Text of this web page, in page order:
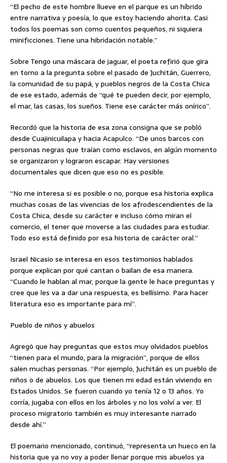
“El pecho de este hombre llueve en el parque es un híbrido
entre narrativa y poesía, lo que estoy haciendo ahorita. Casi
todos los poemas son como cuentos pequeños, ni siquiera
minificciones. Tiene una hibridación notable.”
Sobre Tengo una máscara de jaguar, el poeta refirió que gira
en torno a la pregunta sobre el pasado de Juchitán, Guerrero,
la comunidad de su papá, y pueblos negros de la Costa Chica
de ese estado, además de “qué te pueden decir, por ejemplo,
el mar, las casas, los sueños. Tiene ese carácter más onírico”.
Recordó que la historia de esa zona consigna que se pobló
desde Cuajinicuilapa y hacia Acapulco. “De unos barcos con
personas negras que traían como esclavos, en algún momento
se organizaron y lograron escapar. Hay versiones
documentales que dicen que eso no es posible.
“No me interesa si es posible o no, porque esa historia explica
muchas cosas de las vivencias de los afrodescendientes de la
Costa Chica, desde su carácter e incluso cómo miran el
comercio, el tener que moverse a las ciudades para estudiar.
Todo eso está definido por esa historia de carácter oral.”
Israel Nicasio se interesa en esos testimonios hablados
porque explican por qué cantan o bailan de esa manera.
“Cuando le hablan al mar, porque la gente le hace preguntas y
cree que les va a dar una respuesta, es bellísimo. Para hacer
literatura eso es importante para mí”.
Pueblo de niños y abuelos
Agregó que hay preguntas que estos muy olvidados pueblos
“tienen para el mundo, para la migración”, porque de ellos
salen muchas personas. “Por ejemplo, Juchitán es un pueblo de
niños o de abuelos. Los que tienen mi edad están viviendo en
Estados Unidos. Se fueron cuando yo tenía 12 o 13 años. Yo
corría, jugaba con ellos en los árboles y no los volví a ver. El
proceso migratorio también es muy interesante narrado
desde ahí.”
El poemario mencionado, continuó, “representa un hueco en la
historia que ya no voy a poder llenar porque mis abuelos ya